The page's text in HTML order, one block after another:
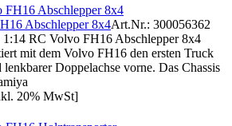
Abschlepper 8x4Art.Nr.: 300056362
1:14 RC Volvo FH16 Abschlepper 8x4
mit dem Volvo FH16 den ersten Truck
Doppelachse vorne. Das Chassis
20% MwSt]